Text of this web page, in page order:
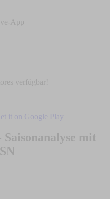
App
verfügbar!
mit